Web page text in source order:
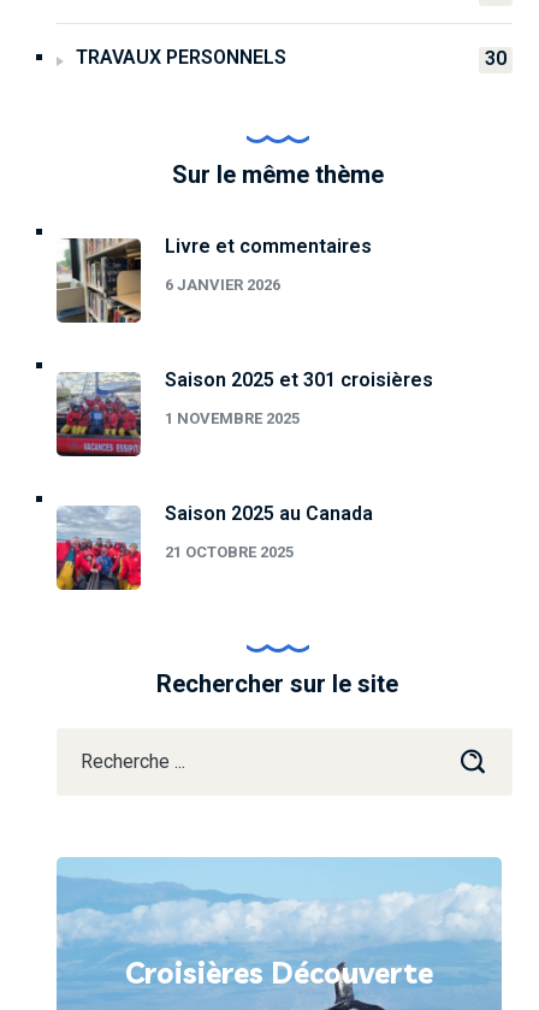
TRAVAUX PERSONNELS 30
Sur le même thème
Livre et commentaires
6 JANVIER 2026
Saison 2025 et 301 croisières
1 NOVEMBRE 2025
Saison 2025 au Canada
21 OCTOBRE 2025
Rechercher sur le site
Croisières Découverte